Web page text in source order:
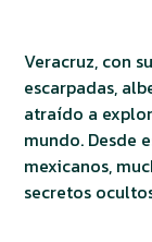
Veracruz, con
escarpadas,
atraído a
mundo. Desde
mexicanos,
secretos